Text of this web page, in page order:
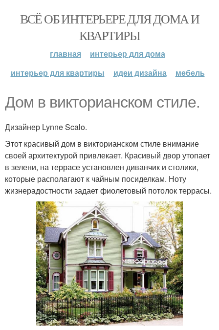
ВСЁ ОБ ИНТЕРЬЕРЕ ДЛЯ ДОМА И
КВАРТИРЫ
главная
интерьер для дома
интерьер для квартиры
идеи дизайна мебель
Дом в викторианском стиле.
Дизайнер Lynne Scalo.
Этот красивый дом в викторианском стиле внимание
своей архитектурой привлекает. Красивый двор утопает
в зелени, на террасе установлен диванчик и столики,
которые располагают к чайным посиделкам. Ноту
жизнерадостности задает фиолетовый потолок террасы.